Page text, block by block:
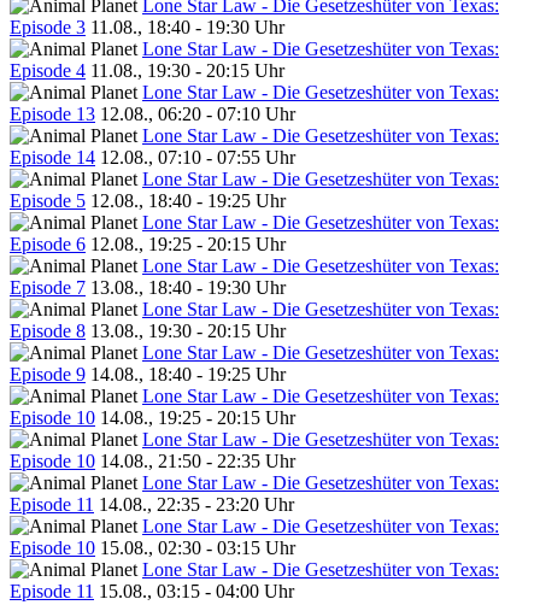
Lone Star Law - Die Gesetzeshüter von Texas:
Episode 3 11.08., 18:40 - 19:30 Uhr
Lone Star Law - Die Gesetzeshüter von Texas:
Episode 4 11.08., 19:30 - 20:15 Uhr
Lone Star Law - Die Gesetzeshüter von Texas:
Episode 13 12.08., 06:20 - 07:10 Uhr
Lone Star Law - Die Gesetzeshüter von Texas:
Episode 14 12.08., 07:10 - 07:55 Uhr
Lone Star Law - Die Gesetzeshüter von Texas:
Episode 5 12.08., 18:40 - 19:25 Uhr
Lone Star Law - Die Gesetzeshüter von Texas:
Episode 6 12.08., 19:25 - 20:15 Uhr
Lone Star Law - Die Gesetzeshüter von Texas:
Episode 7 13.08., 18:40 - 19:30 Uhr
Lone Star Law - Die Gesetzeshüter von Texas:
Episode 8 13.08., 19:30 - 20:15 Uhr
Lone Star Law - Die Gesetzeshüter von Texas:
Episode 9 14.08., 18:40 - 19:25 Uhr
Lone Star Law - Die Gesetzeshüter von Texas:
Episode 10 14.08., 19:25 - 20:15 Uhr
Lone Star Law - Die Gesetzeshüter von Texas:
Episode 10 14.08., 21:50 - 22:35 Uhr
Lone Star Law - Die Gesetzeshüter von Texas:
Episode 11 14.08., 22:35 - 23:20 Uhr
Lone Star Law - Die Gesetzeshüter von Texas:
Episode 10 15.08., 02:30 - 03:15 Uhr
Lone Star Law - Die Gesetzeshüter von Texas:
Episode 11 15.08., 03:15 - 04:00 Uhr